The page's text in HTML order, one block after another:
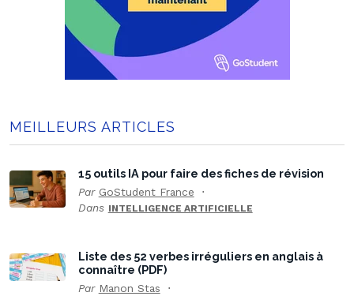
MEILLEURS ARTICLES
15 outils IA pour faire des fiches de révision
Par GoStudent France
Dans INTELLIGENCE ARTIFICIELLE
Liste des 52 verbes irréguliers en anglais à
connaître (PDF)
Par Manon Stas